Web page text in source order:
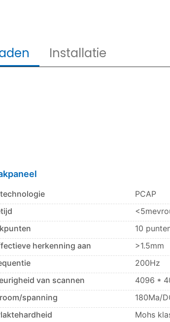
Installatie
PCAP
10
herkenning aan
>1.5mm
200Hz
van scannen
4096 *
spanning
180Ma/
Mohs